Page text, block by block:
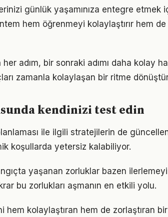
günlük yaşamınıza entegre etmek
hem öğrenmeyi kolaylaştırır hem de
adım, bir sonraki adımı daha kolay
zamanla kolaylaşan bir ritme
kendinizi test edin
ile ilgili stratejilerin de
koşullarda yetersiz kalabiliyor.
yaşanan zorluklar bazen ilerlemeyi
bu zorlukları aşmanın en etkili yolu.
hem kolaylaştıran hem de zorlaştıran